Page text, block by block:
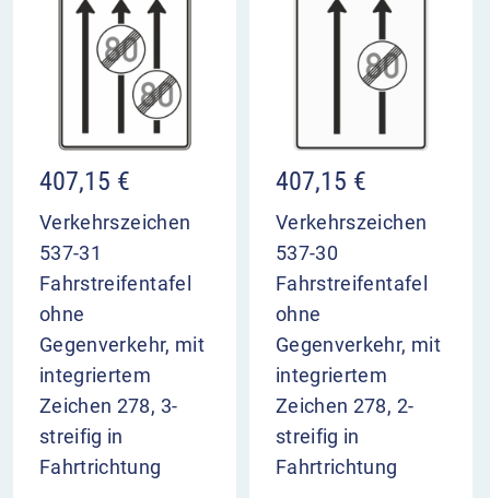
407,15 €
Verkehrszeichen
537-31
Fahrstreifentafel
ohne
Gegenverkehr, mit
integriertem
Zeichen 278, 3-
streifig in
Fahrtrichtung
407,15 €
Verkehrszeichen
537-30
Fahrstreifentafel
ohne
Gegenverkehr, mit
integriertem
Zeichen 278, 2-
streifig in
Fahrtrichtung